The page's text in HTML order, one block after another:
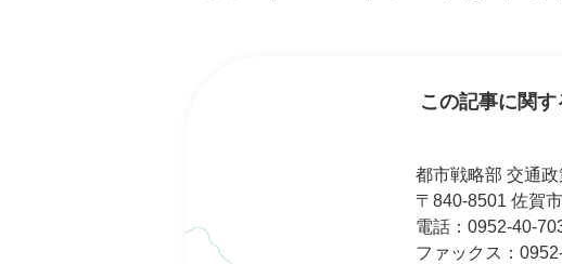
この記事に関
都市戦略部 交通
〒840-8501 佐賀
電話：0952-40-
ファックス：